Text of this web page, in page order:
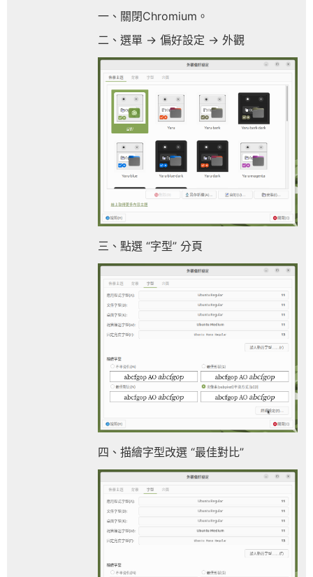
一、關閉Chromium。
二、選單 -> 偏好設定 -> 外觀
三、點選 “字型” 分頁
四、描繪字型改選 “最佳對比”